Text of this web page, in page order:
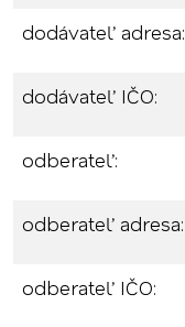
dodávateľ adresa:
dodávateľ IČO:
odberateľ:
odberateľ adresa:
odberateľ IČO: